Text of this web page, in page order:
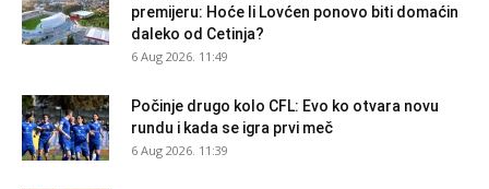
premijeru: Hoće li Lovćen ponovo biti domaćin
daleko od Cetinja?
6 Aug 2026. 11:49
Počinje drugo kolo CFL: Evo ko otvara novu
rundu i kada se igra prvi meč
6 Aug 2026. 11:39